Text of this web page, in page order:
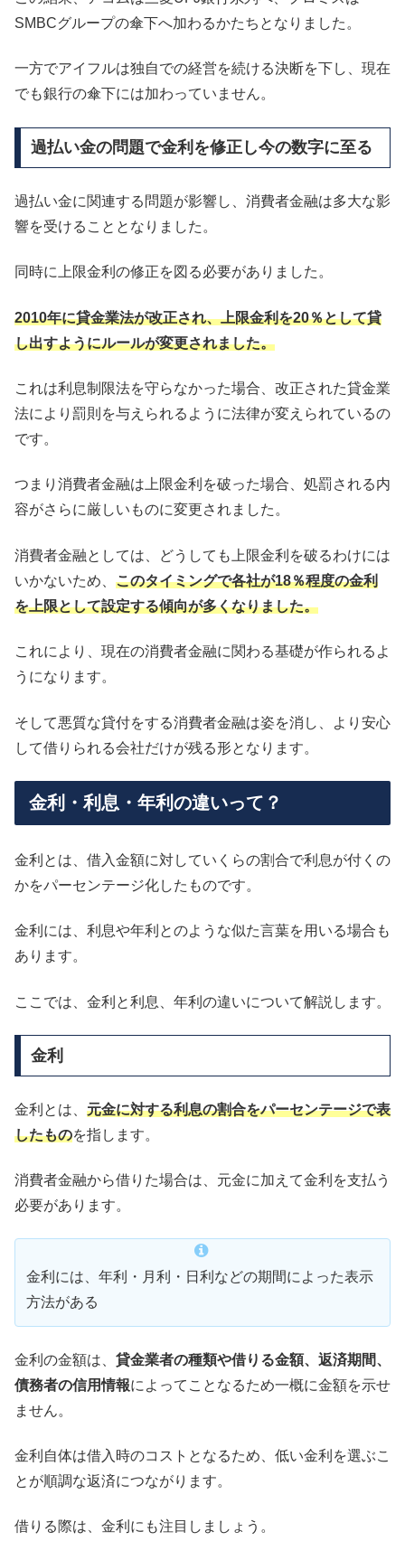
SMBCグループの傘下へ加わるかたちとなりました。
一方でアイフルは独自での経営を続ける決断を下し、現在
でも銀行の傘下には加わっていません。
過払い金の問題で金利を修正し今の数字に至る
過払い金に関連する問題が影響し、消費者金融は多大な影
響を受けることとなりました。
同時に上限金利の修正を図る必要がありました。
2010年に貸金業法が改正され、上限金利を20％として貸
し出すようにルールが変更されました。
これは利息制限法を守らなかった場合、改正された貸金業
法により罰則を与えられるように法律が変えられているの
です。
つまり消費者金融は上限金利を破った場合、処罰される内
容がさらに厳しいものに変更されました。
消費者金融としては、どうしても上限金利を破るわけには
いかないため、 このタイミングで各社が18％程度の金利
を上限として設定する傾向が多くなりました。
これにより、現在の消費者金融に関わる基礎が作られるよ
うになります。
そして悪質な貸付をする消費者金融は姿を消し、より安心
して借りられる会社だけが残る形となります。
金利・利息・年利の違いって？
金利とは、借入金額に対していくらの割合で利息が付くの
かをパーセンテージ化したものです。
金利には、利息や年利とのような似た言葉を用いる場合も
あります。
ここでは、金利と利息、年利の違いについて解説します。
金利
金利とは、 元金に対する利息の割合をパーセンテージで表
したものを指します。
消費者金融から借りた場合は、元金に加えて金利を支払う
必要があります。
金利には、年利・月利・日利などの期間によった表示
方法がある
金利の金額は、 貸金業者の種類や借りる金額、返済期間、
債務者の信用情報によってことなるため一概に金額を示せ
ません。
金利自体は借入時のコストとなるため、低い金利を選ぶこ
とが順調な返済につながります。
借りる際は、金利にも注目しましょう。